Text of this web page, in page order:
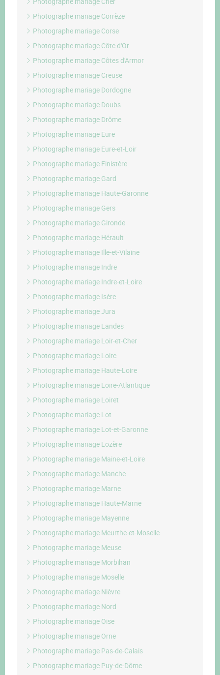
Photographe mariage Corrèze
Photographe mariage Corse
Photographe mariage Côte d'Or
Photographe mariage Côtes d'Armor
Photographe mariage Creuse
Photographe mariage Dordogne
Photographe mariage Doubs
Photographe mariage Drôme
Photographe mariage Eure
Photographe mariage Eure-et-Loir
Photographe mariage Finistère
Photographe mariage Gard
Photographe mariage Haute-Garonne
Photographe mariage Gers
Photographe mariage Gironde
Photographe mariage Hérault
Photographe mariage Ille-et-Vilaine
Photographe mariage Indre
Photographe mariage Indre-et-Loire
Photographe mariage Isère
Photographe mariage Jura
Photographe mariage Landes
Photographe mariage Loir-et-Cher
Photographe mariage Loire
Photographe mariage Haute-Loire
Photographe mariage Loire-Atlantique
Photographe mariage Loiret
Photographe mariage Lot
Photographe mariage Lot-et-Garonne
Photographe mariage Lozère
Photographe mariage Maine-et-Loire
Photographe mariage Manche
Photographe mariage Marne
Photographe mariage Haute-Marne
Photographe mariage Mayenne
Photographe mariage Meurthe-et-Moselle
Photographe mariage Meuse
Photographe mariage Morbihan
Photographe mariage Moselle
Photographe mariage Nièvre
Photographe mariage Nord
Photographe mariage Oise
Photographe mariage Orne
Photographe mariage Pas-de-Calais
Photographe mariage Puy-de-Dôme